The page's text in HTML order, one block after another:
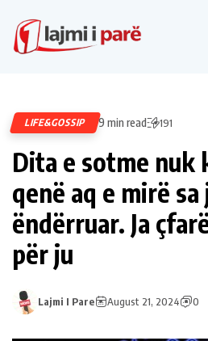
LIFE&GOSSIP 9 min read 191
Dita e sotme nuk
qenë aq e mirë
ëndërruar. Ja
për ju
Lajmi I Pare August 21, 2024 0